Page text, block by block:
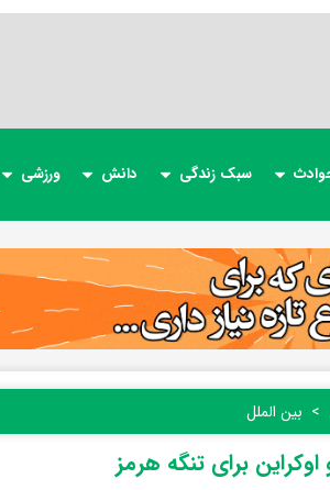
سبک زندگی دانش ورزشی
بین الملل
برای تنگه هرمز